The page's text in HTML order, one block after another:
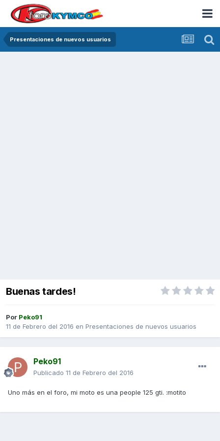
Presentaciones de nuevos usuarios
Buenas tardes!
Por Peko91
11 de Febrero del 2016 en Presentaciones de nuevos usuarios
Peko91
Publicado 11 de Febrero del 2016
Uno más en el foro, mi moto es una people 125 gti. :motito